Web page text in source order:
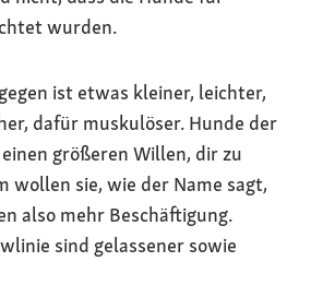
wurden.
ist etwas kleiner, leichter,
dafür muskulöser. Hunde der
größeren Willen, dir zu
wollen sie, wie der Name sagt,
also mehr Beschäftigung.
sind gelassener sowie